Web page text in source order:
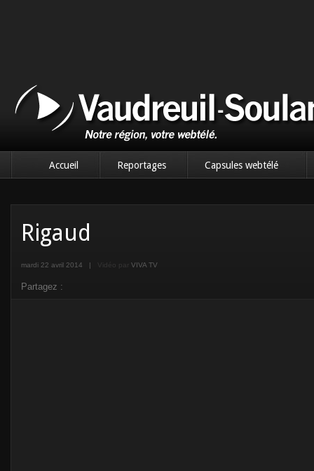
Accueil Reportages Capsules webtélé
Rigaud
mardi 22 avril 2014 | Vidéo par VIVA TV
Partagez :